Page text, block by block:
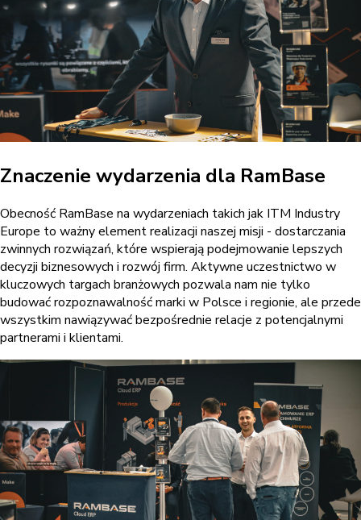
Znaczenie wydarzenia dla RamBase
Obecność RamBase na wydarzeniach takich jak ITM Industry
Europe to ważny element realizacji naszej misji - dostarczania
zwinnych rozwiązań, które wspierają podejmowanie lepszych
decyzji biznesowych i rozwój firm. Aktywne uczestnictwo w
kluczowych targach branżowych pozwala nam nie tylko
budować rozpoznawalność marki w Polsce i regionie, ale przede
wszystkim nawiązywać bezpośrednie relacje z potencjalnymi
partnerami i klientami.